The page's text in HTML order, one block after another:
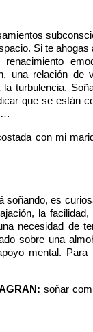
Si te ahogas
una relación de
turbulencia.
que se están
…
conmi
soñando, es
la
necesidad de
sobre una
mental. Para
soñar